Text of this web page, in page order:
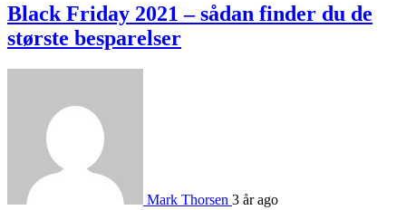
Black Friday 2021 – sådan finder du de
største besparelser
Mark Thorsen 3 år ago